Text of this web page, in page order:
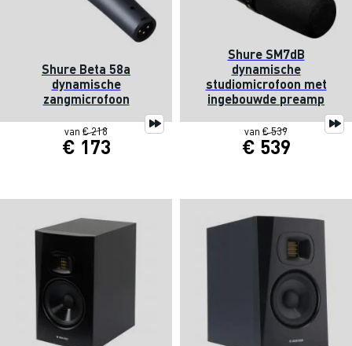
Shure Beta 58a
dynamische
zangmicrofoon
van € 218
€ 173
Shure SM7dB
dynamische
studiomicrofoon met
ingebouwde preamp
van € 539
€ 539